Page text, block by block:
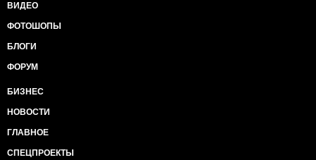
ВИДЕО
ФОТОШОПЫ
БЛОГИ
ФОРУМ
БИЗНЕС
НОВОСТИ
ГЛАВНОЕ
СПЕЦПРОЕКТЫ